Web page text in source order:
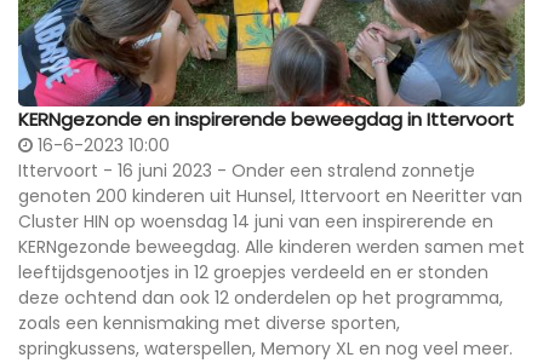
KERNgezonde en inspirerende beweegdag in Ittervoort
16-6-2023 10:00
Ittervoort - 16 juni 2023 - Onder een stralend zonnetje
genoten 200 kinderen uit Hunsel, Ittervoort en Neeritter van
Cluster HIN op woensdag 14 juni van een inspirerende en
KERNgezonde beweegdag. Alle kinderen werden samen met
leeftijdsgenootjes in 12 groepjes verdeeld en er stonden
deze ochtend dan ook 12 onderdelen op het programma,
zoals een kennismaking met diverse sporten,
springkussens, waterspellen, Memory XL en nog veel meer.